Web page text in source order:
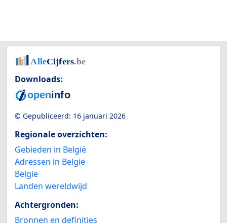
Downloads:
© Gepubliceerd: 16 januari 2026
Regionale overzichten:
Gebieden in België
Adressen in België
België
Landen wereldwijd
Achtergronden:
Bronnen en definities